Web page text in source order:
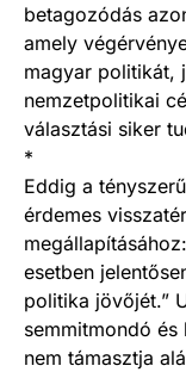
betagozódás
amely
magyar politikát,
nemzetpolitikai
választási siker
*
Eddig a
érdemes
esetben
politika jövőjét.”
semmitmondó
nem támasztja